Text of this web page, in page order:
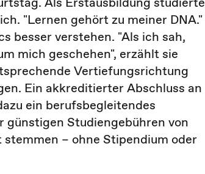
"Lernen gehört zu meiner DNA."
besser verstehen. "Als ich sah,
mich geschehen", erzählt sie
Vertiefungsrichtung
Ein akkreditierter Abschluss an
ein berufsbegleitendes
günstigen Studiengebühren von
– ohne Stipendium oder